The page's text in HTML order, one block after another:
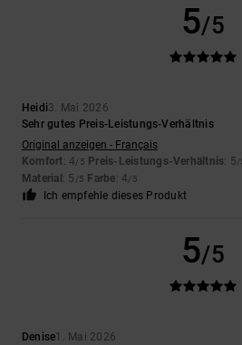
5/5
Heidi3. Mai 2026
Sehr gutes Preis-Leistungs-Verhältnis
Original anzeigen - Français
Komfort: 4/5 Preis-Leistungs-Verhältnis: 5/
Material : 5 /5 Farbe: 4/5
Ich empfehle dieses Produkt
5/5
Denise1. Mai 2026